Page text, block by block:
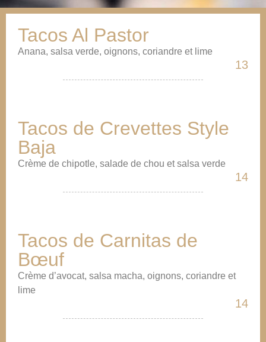
Tacos Al Pastor
Anana, salsa verde, oignons, coriandre et lime
13
Tacos de Crevettes Style
Baja
Crème de chipotle, salade de chou et salsa verde
14
Tacos de Carnitas de
Bœuf
Crème d’avocat, salsa macha, oignons, coriandre et
lime
14